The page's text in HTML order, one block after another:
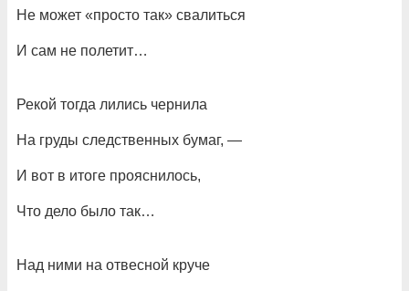
Не может «просто так» свалиться
И сам не полетит…
Рекой тогда лились чернила
На груды следственных бумаг, —
И вот в итоге прояснилось,
Что дело было так…
Над ними на отвесной круче